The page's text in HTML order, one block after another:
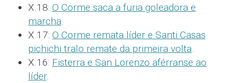
X.18: O Corme saca a furia goleadora e
marcha.
X.17: O Corme remata líder e Santi Casas
pichichi tralo remate da primeira volta.
X.16: Fisterra e San Lorenzo aférranse ao
líder.